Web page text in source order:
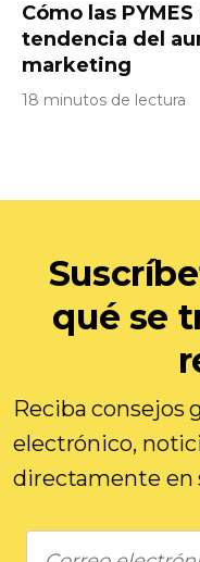
Cómo las
tendencia del
marketing
18 minutos de lectura
qué se
Reciba consejos
electrónico,
directamente en